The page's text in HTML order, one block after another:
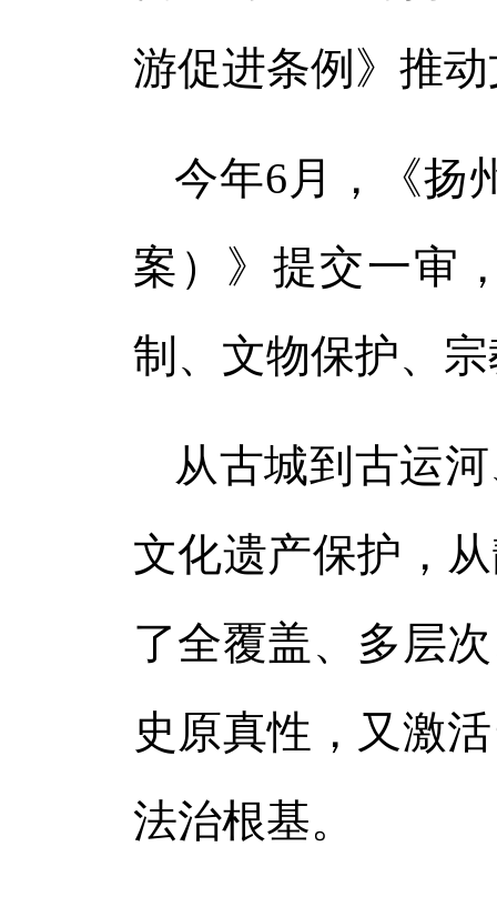
游促进条例》推
今年6月，《扬
案）》提交一审
制、文物保护、
从古城到古运
文化遗产保护，
了全覆盖、多层
史原真性，又激
法治根基。